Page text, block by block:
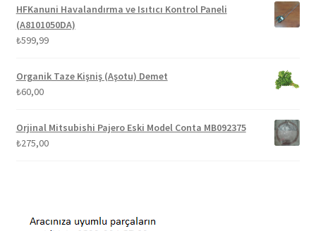
HFKanuni Havalandırma ve Isıtıcı Kontrol Paneli
(A8101050DA)
₺599,99
Organik Taze Kişniş (Aşotu) Demet
₺60,00
Orjinal Mitsubishi Pajero Eski Model Conta MB092375
₺275,00